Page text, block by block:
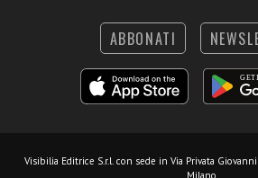
ABBONATI
Visibilia Editrice S.r.l. con sede in Via Privata
Milano.